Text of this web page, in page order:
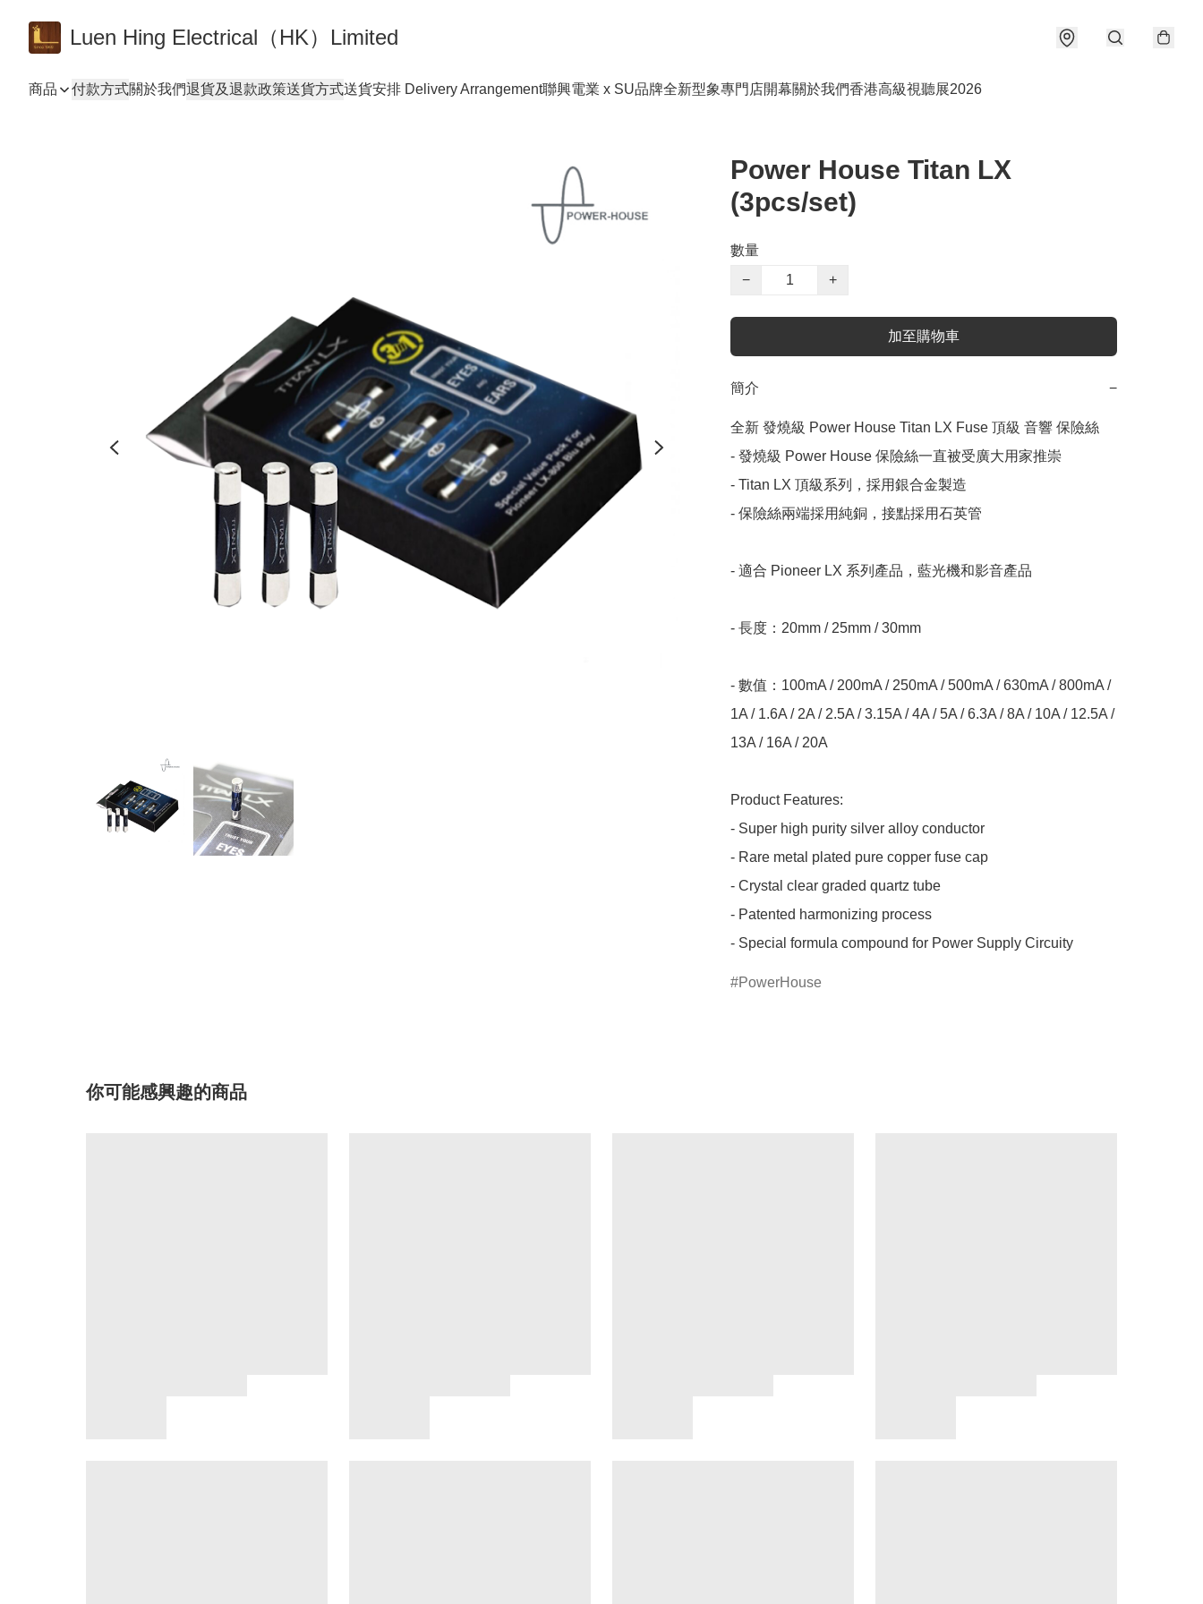
Luen Hing Electrical（HK）Limited
商品 付款方式關於我們退貨及退款政策送貨方式送貨安排 Delivery Arrangement聯興電業 x SU品牌全新型象專門店開幕關於我們香港高級視聽展2026
Power House Titan LX
(3pcs/set)
數量
−
+
加至購物車
簡介 −
全新 發燒級 Power House Titan LX Fuse 頂級 音響 保險絲
- 發燒級 Power House 保險絲一直被受廣大用家推崇
- Titan LX 頂級系列，採用銀合金製造
- 保險絲兩端採用純銅，接點採用石英管
- 適合 Pioneer LX 系列產品，藍光機和影音產品
- 長度：20mm / 25mm / 30mm
- 數值：100mA / 200mA / 250mA / 500mA / 630mA / 800mA /
1A / 1.6A / 2A / 2.5A / 3.15A / 4A / 5A / 6.3A / 8A / 10A / 12.5A /
13A / 16A / 20A
Product Features:
- Super high purity silver alloy conductor
- Rare metal plated pure copper fuse cap
- Crystal clear graded quartz tube
- Patented harmonizing process
- Special formula compound for Power Supply Circuity
PowerHouse
你可能感興趣的商品